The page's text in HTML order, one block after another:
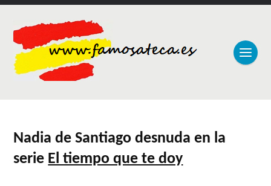
Nadia de Santiago desnuda en la
serie El tiempo que te doy